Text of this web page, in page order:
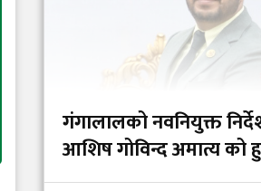
कुटपिटपछि
अस्पताल
वैद्यखानाले
गर्व गर्दै पूर्व
गंगालालको नवनियुक्त
आशिष गोविन्द अमात्य को